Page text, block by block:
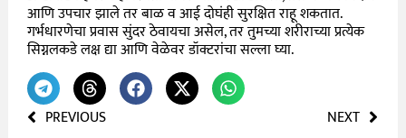
आणि उपचार झाले तर बाळ व आई दोघंही सुरक्षित राहू शकतात.
गर्भधारणेचा प्रवास सुंदर ठेवायचा असेल, तर तुमच्या शरीराच्या प्रत्येक
सिग्नलकडे लक्ष द्या आणि वेळेवर डॉक्टरांचा सल्ला घ्या.
PREVIOUS NEXT